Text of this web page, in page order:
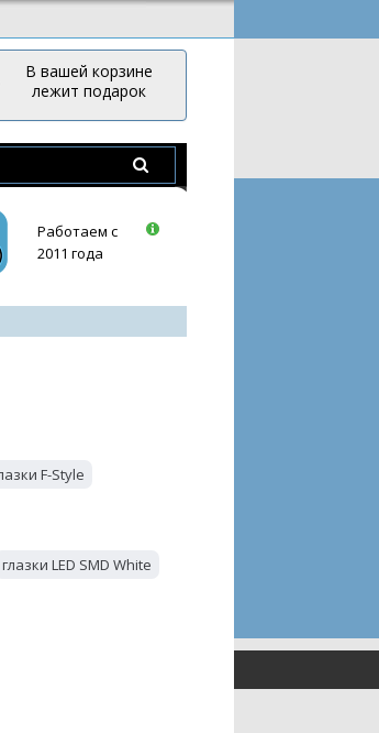
В вашей корзине
лежит подарок
Работаем с
2011 года
F-Style
глазки LED SMD White